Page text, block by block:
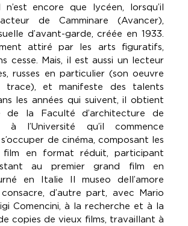
encore que lycéen, lorsqu’il
de Camminare (Avancer),
d’avant-garde, créée en 1933.
attiré par les arts figuratifs,
cesse. Mais, il est aussi un lecteur
russes en particulier (son oeuvre
et manifeste des talents
les années qui suivent, il obtient
de la Faculté d’architecture de
à l’Université qu’il commence
de cinéma, composant les
film en format réduit, participant
au premier grand film en
en Italie Il museo dell’amore
d’autre part, avec Mario
Comencini, à la recherche et à la
copies de vieux films, travaillant à